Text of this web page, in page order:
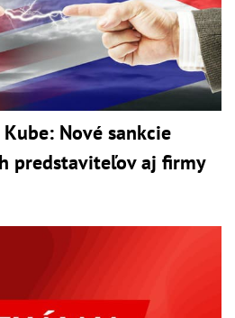
Nové sankcie
predstaviteľov aj firmy